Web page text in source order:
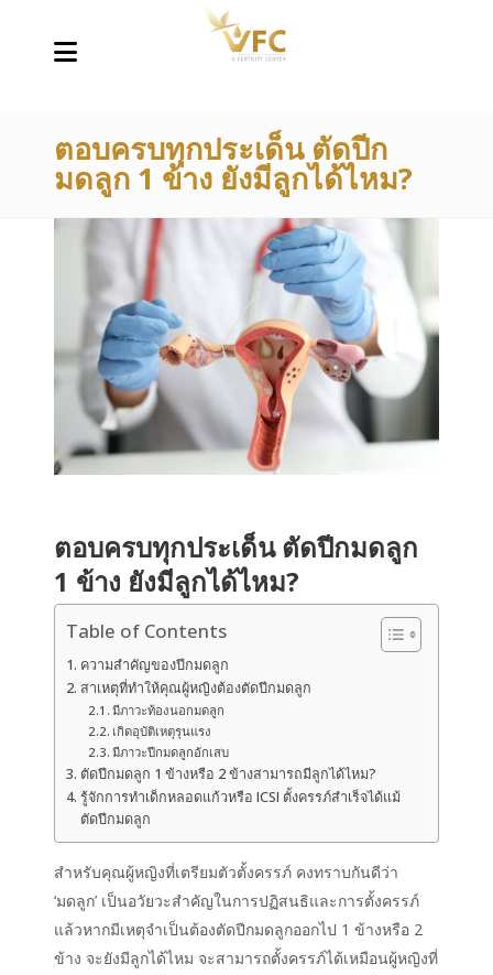
ตอบครบทุกประเด็น ตัดปีก
มดลูก 1 ข้าง ยังมีลูกได้ไหม?
ตอบครบทุกประเด็น ตัดปีกมดลูก
1 ข้าง ยังมีลูกได้ไหม?
Table of Contents
ความสำคัญของปีกมดลูก
สาเหตุที่ทำให้คุณผู้หญิงต้องตัดปีกมดลูก
มีภาวะท้องนอกมดลูก
เกิดอุบัติเหตุรุนแรง
มีภาวะปีกมดลูกอักเสบ
ตัดปีกมดลูก 1 ข้างหรือ 2 ข้างสามารถมีลูกได้ไหม?
รู้จักการทำเด็กหลอดแก้วหรือ ICSI ตั้งครรภ์สำเร็จได้แม้
ตัดปีกมดลูก
สำหรับคุณผู้หญิงที่เตรียมตัวตั้งครรภ์ คงทราบกันดีว่า
‘มดลูก’ เป็นอวัยวะสำคัญในการปฏิสนธิและการตั้งครรภ์
แล้วหากมีเหตุจำเป็นต้องตัดปีกมดลูกออกไป 1 ข้างหรือ 2
ข้าง จะยังมีลูกได้ไหม จะสามารถตั้งครรภ์ได้เหมือนผู้หญิงที่